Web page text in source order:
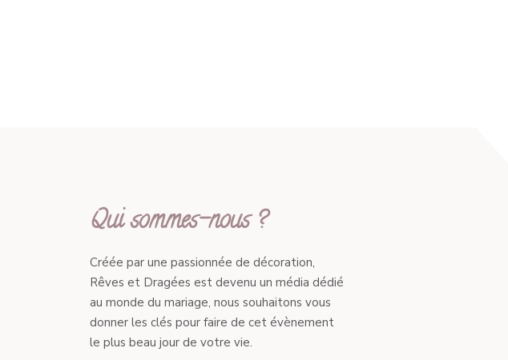
Qui sommes-nous ?
Créée par une passionnée de décoration,
Rêves et Dragées est devenu un média dédié
au monde du mariage, nous souhaitons vous
donner les clés pour faire de cet évènement
le plus beau jour de votre vie.